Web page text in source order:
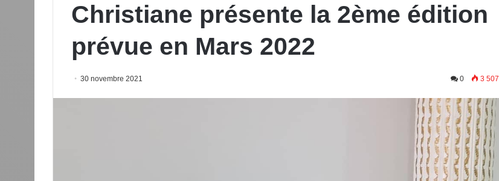
Christiane présente la 2ème édition
prévue en Mars 2022
30 novembre 2021 0 3 507